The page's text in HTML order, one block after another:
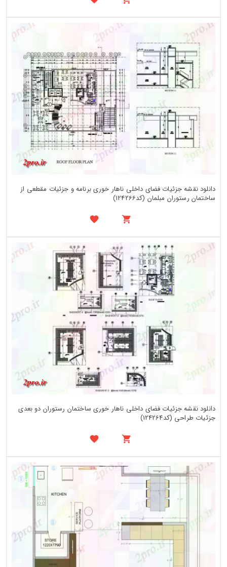
دانلود نقشه جزئیات فضای داخلی ناهار خوری برنامه و جزئیات مقطعی از
ساختمان رستوران مبلمان (کد124266)
دانلود نقشه جزئیات فضای داخلی ناهار خوری ساختمان رستوران دو بعدی
جزئیات طراحی (کد124264)